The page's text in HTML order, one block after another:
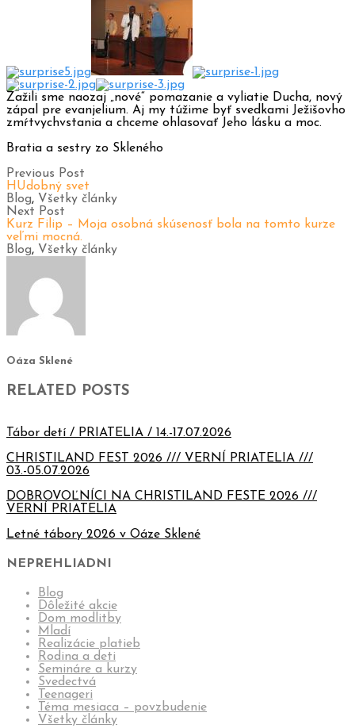
Zažili sme naozaj „nové“ pomazanie a vyliatie Ducha, nový
zápal pre evanjelium. Aj my túžime byť svedkami Ježišovho
zmŕtvychvstania a chceme ohlasovať Jeho lásku a moc.
Bratia a sestry zo Skleného
Previous Post
HUdobný svet
Blog, Všetky články
Next Post
Kurz Filip – Moja osobná skúsenosť bola na tomto kurze
veľmi mocná.
Blog, Všetky články
Oáza Sklené
RELATED POSTS
Tábor detí / PRIATELIA / 14.-17.07.2026
CHRISTILAND FEST 2026 /// VERNÍ PRIATELIA ///
03.-05.07.2026
DOBROVOĽNÍCI NA CHRISTILAND FESTE 2026 ///
VERNÍ PRIATELIA
Letné tábory 2026 v Oáze Sklené
NEPREHLIADNI
Blog
Dôležité akcie
Dom modlitby
Mladí
Realizácie platieb
Rodina a deti
Semináre a kurzy
Svedectvá
Teenageri
Téma mesiaca – povzbudenie
Všetky články